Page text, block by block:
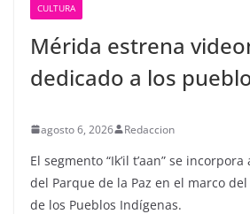
CULTURA
Mérida estrena
dedicado a los
agosto 6, 2026 Redaccion
El segmento “Ik’il t’aan” se
del Parque de la Paz en el marco
de los Pueblos Indígenas.